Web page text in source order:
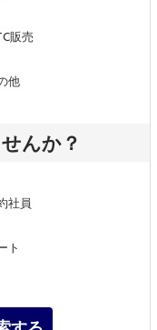
販売
他
んか？
社員
ト